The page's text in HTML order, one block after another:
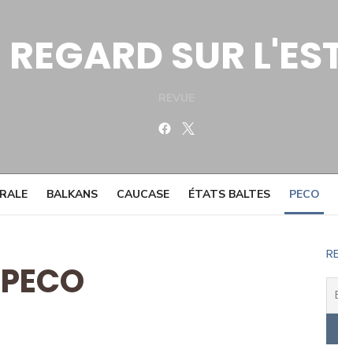
REGARD SUR
Facebook
BALKANS CAUCASE ÉTATS BALTES PECO
PECO